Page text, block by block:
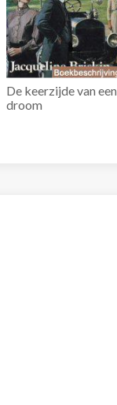
De keerzijde van een
droom